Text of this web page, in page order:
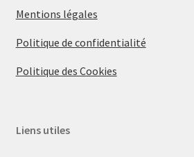
Mentions légales
Politique de confidentialité
Politique des Cookies
Liens utiles